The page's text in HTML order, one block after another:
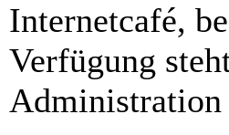
Internetcafé,
Verfügung
Administration